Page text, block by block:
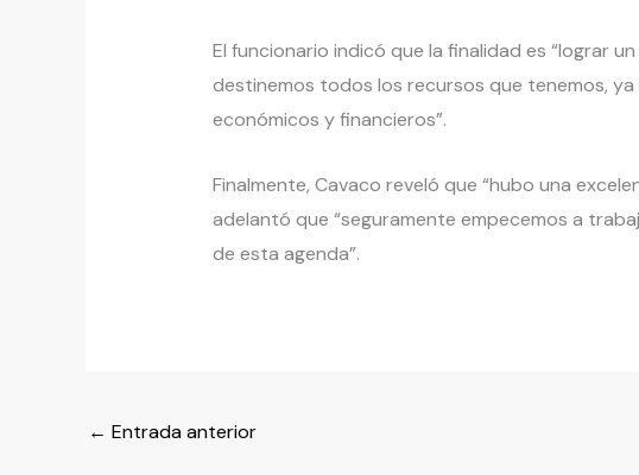
El funcionario indicó que la finalidad es “lograr
destinemos todos los recursos que tenemos, ya
económicos y financieros”.
Finalmente, Cavaco reveló que “hubo una
adelantó que “seguramente empecemos a
de esta agenda”.
← Entrada anterior